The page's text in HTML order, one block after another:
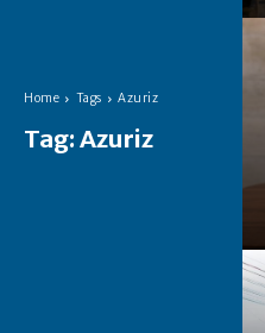
Home Tags Azuriz
Tag: Azuriz